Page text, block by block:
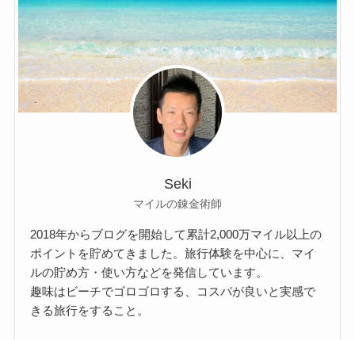
Seki
マイルの錬金術師
2018年からブログを開始して累計2,000万マイル以上の
ポイントを貯めてきました。旅行体験を中心に、マイ
ルの貯め方・使い方などを発信しています。
趣味はビーチでゴロゴロする、コスパが良いと実感で
きる旅行をすること。